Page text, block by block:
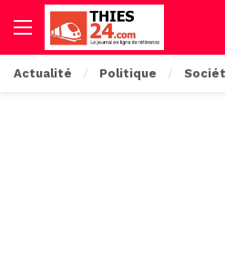
Actualité Politique